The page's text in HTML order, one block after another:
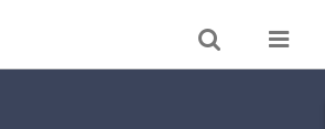
Toggle
search
Toggle